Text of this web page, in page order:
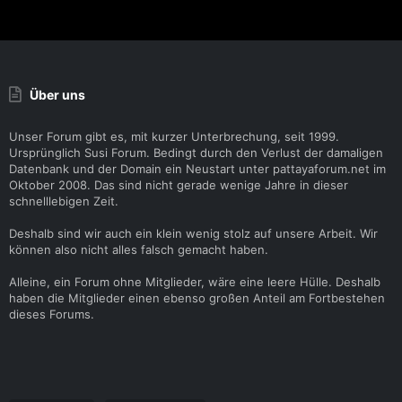
Über uns
Unser Forum gibt es, mit kurzer Unterbrechung, seit 1999.
Ursprünglich Susi Forum. Bedingt durch den Verlust der damaligen
Datenbank und der Domain ein Neustart unter pattayaforum.net im
Oktober 2008. Das sind nicht gerade wenige Jahre in dieser
schnelllebigen Zeit.
Deshalb sind wir auch ein klein wenig stolz auf unsere Arbeit. Wir
können also nicht alles falsch gemacht haben.
Alleine, ein Forum ohne Mitglieder, wäre eine leere Hülle. Deshalb
haben die Mitglieder einen ebenso großen Anteil am Fortbestehen
dieses Forums.